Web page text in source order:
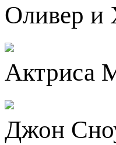
Оливер и
Актриса
Джон